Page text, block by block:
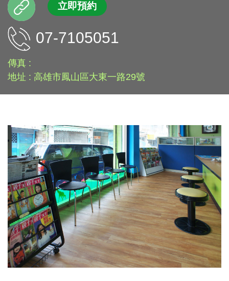
立即預約
07-7105051
傳真 :
地址 : 高雄市鳳山區大東一路29號